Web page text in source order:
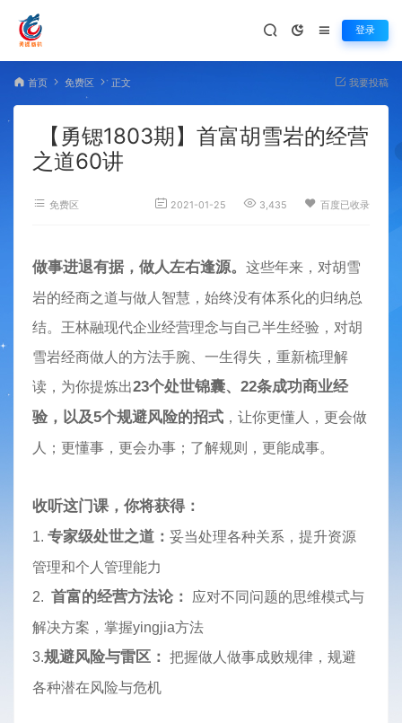
登录
首页 免费区 正文 我要投稿
【勇锶1803期】首富胡雪岩的经营
之道60讲
免费区 2021-01-25 3,435 百度已收录
做事进退有据，做人左右逢源。 这些年来，对胡雪
岩的经商之道与做人智慧，始终没有体系化的归纳总
结。王林融现代企业经营理念与自己半生经验，对胡
雪岩经商做人的方法手腕、一生得失，重新梳理解
读，为你提炼出23个处世锦囊、22条成功商业经
验，以及5个规避风险的招式 ，让你更懂人，更会做
人；更懂事，更会办事；了解规则，更能成事。
收听这门课，你将获得：
1. 专家级处世之道： 妥当处理各种关系，提升资源
管理和个人管理能力
2. 首富的经营方法论：
应对不同问题的思维模式与
解决方案，掌握yingjia方法
3.规避风险与雷区：
把握做人做事成败规律，规避
各种潜在风险与危机